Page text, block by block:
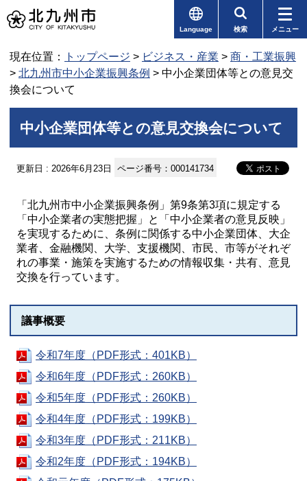
Language 検索 メニュー
現在位置： トップページ > ビジネス・産業 > 商・工業振興
> 北九州市中小企業振興条例 > 中小企業団体等との意見交
換会について
中小企業団体等との意見交換会について
更新日 : 2026年6月23日 ページ番号：000141734
「北九州市中小企業振興条例」第9条第3項に規定する
「中小企業者の実態把握」と「中小企業者の意見反映」
を実現するために、条例に関係する中小企業団体、大企
業者、金融機関、大学、支援機関、市民、市等がそれぞ
れの事業・施策を実施するための情報収集・共有、意見
交換を行っています。
議事概要
令和7年度（PDF形式：401KB）
令和6年度（PDF形式：260KB）
令和5年度（PDF形式：260KB）
令和4年度（PDF形式：199KB）
令和3年度（PDF形式：211KB）
令和2年度（PDF形式：194KB）